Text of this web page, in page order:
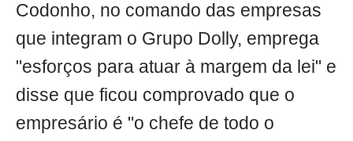
Codonho, no comando das empresas
que integram o Grupo Dolly, emprega
"esforços para atuar à margem da lei" e
disse que ficou comprovado que o
empresário é "o chefe de todo o